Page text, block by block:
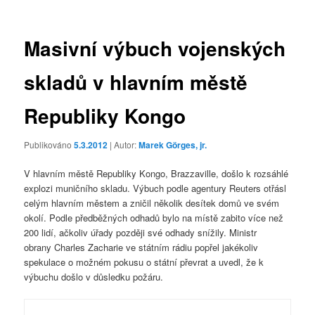
Masivní výbuch vojenských
skladů v hlavním městě
Republiky Kongo
Publikováno5.3.2012 | Autor:Marek Görges, jr.
V hlavním městě Republiky Kongo, Brazzaville, došlo k rozsáhlé
explozi muničního skladu. Výbuch podle agentury Reuters otřásl
celým hlavním městem a zničil několik desítek domů ve svém
okolí. Podle předběžných odhadů bylo na místě zabito více než
200 lidí, ačkoliv úřady později své odhady snížily. Ministr
obrany Charles Zacharie ve státním rádiu popřel jakékoliv
spekulace o možném pokusu o státní převrat a uvedl, že k
výbuchu došlo v důsledku požáru.